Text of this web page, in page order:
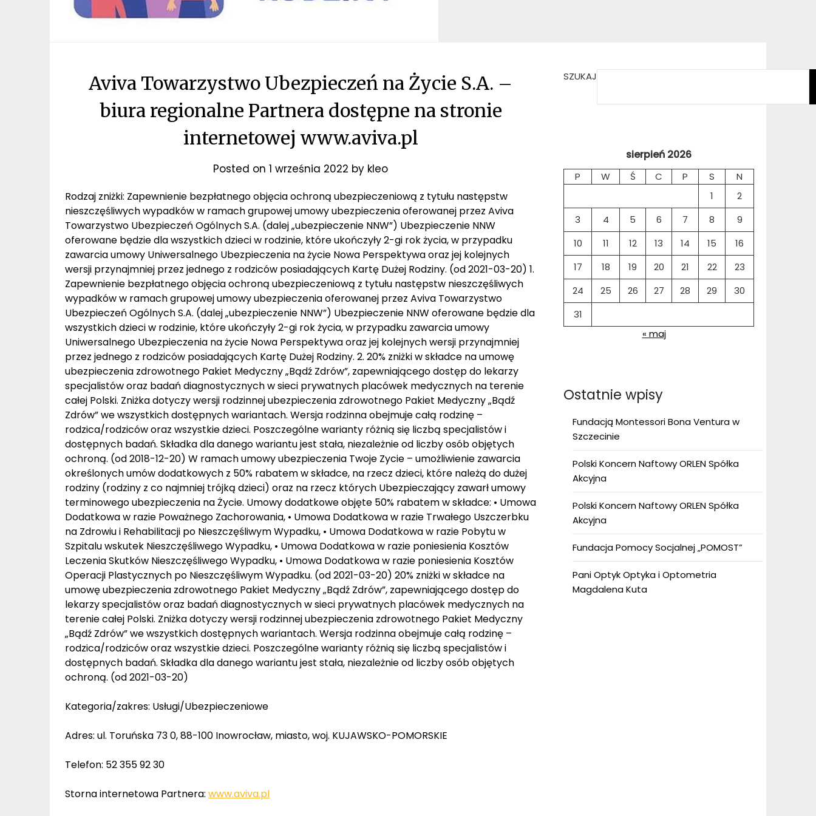
Aviva Towarzystwo Ubezpieczeń na Życie S.A. –
biura regionalne Partnera dostępne na stronie
internetowej www.aviva.pl
Posted on 1 września 2022 by kleo
Rodzaj zniżki: Zapewnienie bezpłatnego objęcia ochroną ubezpieczeniową z tytułu następstw
nieszczęśliwych wypadków w ramach grupowej umowy ubezpieczenia oferowanej przez Aviva
Towarzystwo Ubezpieczeń Ogólnych S.A. (dalej „ubezpieczenie NNW”) Ubezpieczenie NNW
oferowane będzie dla wszystkich dzieci w rodzinie, które ukończyły 2-gi rok życia, w przypadku
zawarcia umowy Uniwersalnego Ubezpieczenia na życie Nowa Perspektywa oraz jej kolejnych
wersji przynajmniej przez jednego z rodziców posiadających Kartę Dużej Rodziny. (od 2021-03-20) 1.
Zapewnienie bezpłatnego objęcia ochroną ubezpieczeniową z tytułu następstw nieszczęśliwych
wypadków w ramach grupowej umowy ubezpieczenia oferowanej przez Aviva Towarzystwo
Ubezpieczeń Ogólnych S.A. (dalej „ubezpieczenie NNW”) Ubezpieczenie NNW oferowane będzie dla
wszystkich dzieci w rodzinie, które ukończyły 2-gi rok życia, w przypadku zawarcia umowy
Uniwersalnego Ubezpieczenia na życie Nowa Perspektywa oraz jej kolejnych wersji przynajmniej
przez jednego z rodziców posiadających Kartę Dużej Rodziny. 2. 20% zniżki w składce na umowę
ubezpieczenia zdrowotnego Pakiet Medyczny „Bądź Zdrów”, zapewniającego dostęp do lekarzy
specjalistów oraz badań diagnostycznych w sieci prywatnych placówek medycznych na terenie
całej Polski. Zniżka dotyczy wersji rodzinnej ubezpieczenia zdrowotnego Pakiet Medyczny „Bądź
Zdrów” we wszystkich dostępnych wariantach. Wersja rodzinna obejmuje całą rodzinę –
rodzica/rodziców oraz wszystkie dzieci. Poszczególne warianty różnią się liczbą specjalistów i
dostępnych badań. Składka dla danego wariantu jest stała, niezależnie od liczby osób objętych
ochroną. (od 2018-12-20) W ramach umowy ubezpieczenia Twoje Zycie – umożliwienie zawarcia
określonych umów dodatkowych z 50% rabatem w składce, na rzecz dzieci, które należą do dużej
rodziny (rodziny z co najmniej trójką dzieci) oraz na rzecz których Ubezpieczający zawarł umowy
terminowego ubezpieczenia na Życie. Umowy dodatkowe objęte 50% rabatem w składce: • Umowa
Dodatkowa w razie Poważnego Zachorowania, • Umowa Dodatkowa w razie Trwałego Uszczerbku
na Zdrowiu i Rehabilitacji po Nieszczęśliwym Wypadku, • Umowa Dodatkowa w razie Pobytu w
Szpitalu wskutek Nieszczęśliwego Wypadku, • Umowa Dodatkowa w razie poniesienia Kosztów
Leczenia Skutków Nieszczęśliwego Wypadku, • Umowa Dodatkowa w razie poniesienia Kosztów
Operacji Plastycznych po Nieszczęśliwym Wypadku. (od 2021-03-20) 20% zniżki w składce na
umowę ubezpieczenia zdrowotnego Pakiet Medyczny „Bądź Zdrów”, zapewniającego dostęp do
lekarzy specjalistów oraz badań diagnostycznych w sieci prywatnych placówek medycznych na
terenie całej Polski. Zniżka dotyczy wersji rodzinnej ubezpieczenia zdrowotnego Pakiet Medyczny
„Bądź Zdrów” we wszystkich dostępnych wariantach. Wersja rodzinna obejmuje całą rodzinę –
rodzica/rodziców oraz wszystkie dzieci. Poszczególne warianty różnią się liczbą specjalistów i
dostępnych badań. Składka dla danego wariantu jest stała, niezależnie od liczby osób objętych
ochroną. (od 2021-03-20)
Kategoria/zakres: Usługi/Ubezpieczeniowe
Adres: ul. Toruńska 73 0, 88-100 Inowrocław, miasto, woj. KUJAWSKO-POMORSKIE
Telefon: 52 355 92 30
Storna internetowa Partnera: www.aviva.pl
SZUKAJ
sierpień 2026
P W Ś C P S
N
1
2
3
4 5 6 7 8
9
10
11 12 13 14 15
16
17
18 19 20 21 22
23
24
25 26 27 28 29
30
31
« maj
Ostatnie wpisy
Fundacją Montessori Bona Ventura w
Szczecinie
Polski Koncern Naftowy ORLEN Spółka
Akcyjna
Polski Koncern Naftowy ORLEN Spółka
Akcyjna
Fundacja Pomocy Socjalnej „POMOST”
Pani Optyk Optyka i Optometria
Magdalena Kuta